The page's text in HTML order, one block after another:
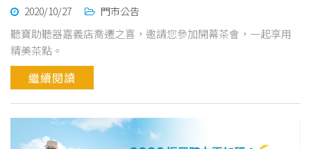
2020/10/27 門市公告
聽寶助聽器嘉義店喬遷之喜，邀請您參加開幕茶會，一起享用
精美茶點。
繼續閱讀